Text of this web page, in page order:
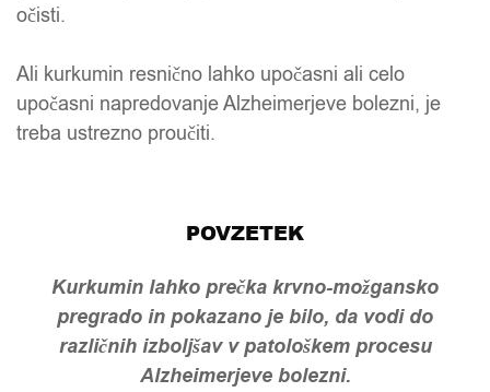
očisti.
Ali kurkumin resnično lahko upočasni ali celo
upočasni napredovanje Alzheimerjeve bolezni, je
treba ustrezno proučiti.
POVZETEK
Kurkumin lahko prečka krvno-možgansko
pregrado in pokazano je bilo, da vodi do
različnih izboljšav v patološkem procesu
Alzheimerjeve bolezni.